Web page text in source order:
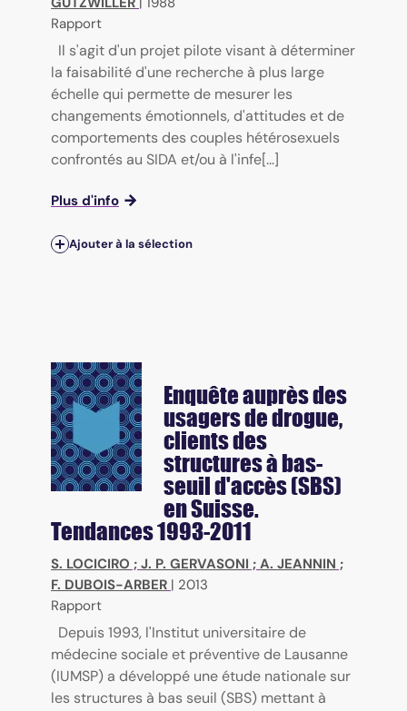
Rapport
Il s'agit d'un projet pilote visant à déterminer
la faisabilité d'une recherche à plus large
échelle qui permette de mesurer les
changements émotionnels, d'attitudes et de
comportements des couples hétérosexuels
confrontés au SIDA et/ou à l'infe[...]
Plus d'info
Ajouter à la sélection
Enquête auprès des
usagers de drogue,
clients des
structures à bas-
seuil d'accès (SBS)
en Suisse.
Tendances 1993-2011
S. LOCICIRO ; J. P. GERVASONI ; A. JEANNIN ;
F. DUBOIS-ARBER | 2013
Rapport
Depuis 1993, l'Institut universitaire de
médecine sociale et préventive de Lausanne
(IUMSP) a développé une étude nationale sur
les structures à bas seuil (SBS) mettant à